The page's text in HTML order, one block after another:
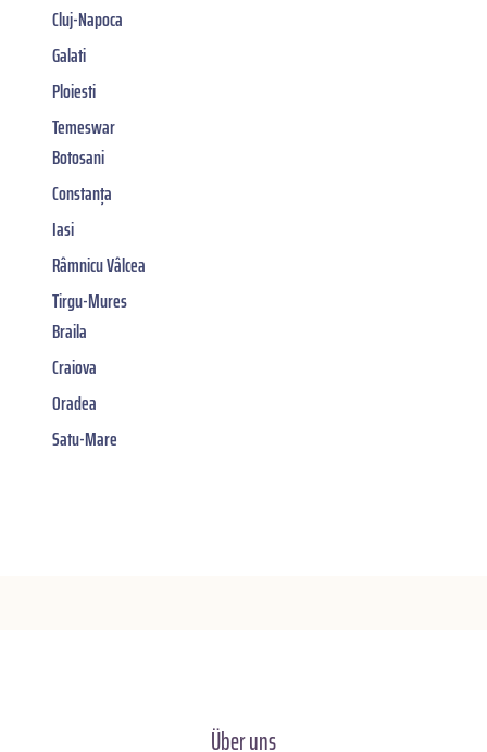
Cluj-Napoca
Galati
Ploiesti
Temeswar
Botosani
Constanța
Iasi
Râmnicu Vâlcea
Tirgu-Mures
Braila
Craiova
Oradea
Satu-Mare
Über uns